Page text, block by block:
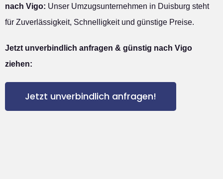
nach Vigo: Unser Umzugsunternehmen in Duisburg steht
für Zuverlässigkeit, Schnelligkeit und günstige Preise.
Jetzt unverbindlich anfragen & günstig nach Vigo
ziehen:
Jetzt unverbindlich anfragen!